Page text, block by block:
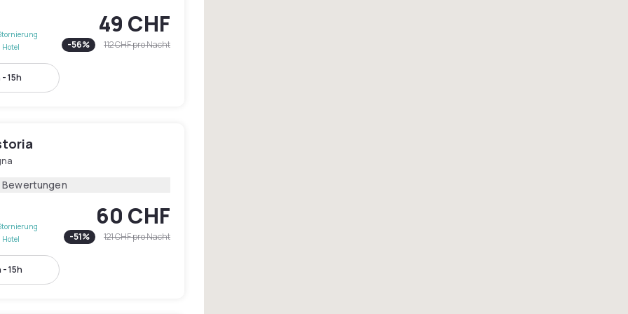
49 CHF
-56% 112 CHFpro Nacht
15h
Bewertungen
60 CHF
-51% 121 CHFpro Nacht
15h